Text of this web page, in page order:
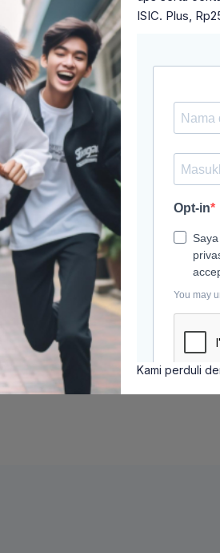
ISIC. Plus,
Kami perduli